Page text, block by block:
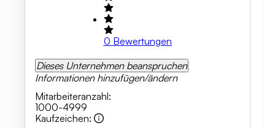
0 Bewertungen
Dieses Unternehmen beanspruchen
Informationen hinzufügen/ändern
Mitarbeiteranzahl:
1000-4999
Kaufzeichen: